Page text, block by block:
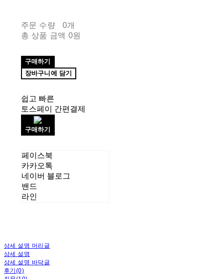
주문 수량
0개
총 상품 금액 0원
구매하기
장바구니에 담기
쉽고 빠른
토스페이 간편결제
구매하기
페이스북
카카오톡
네이버 블로그
밴드
라인
상세 설명 머리글
상세 설명
상세 설명 바닥글
후기(0)